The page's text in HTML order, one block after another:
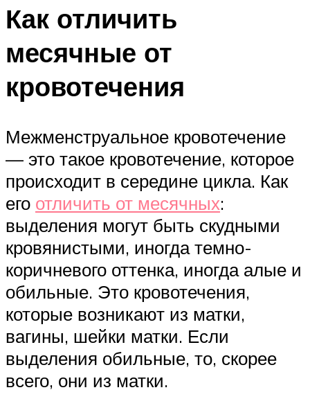
Как отличить
месячные от
кровотечения
Межменструальное кровотечение
— это такое кровотечение, которое
происходит в середине цикла. Как
его отличить от месячных:
выделения могут быть скудными
кровянистыми, иногда темно-
коричневого оттенка, иногда алые и
обильные. Это кровотечения,
которые возникают из матки,
вагины, шейки матки. Если
выделения обильные, то, скорее
всего, они из матки.